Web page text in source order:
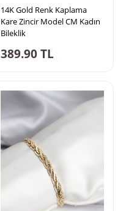
14K Gold Renk Kaplama
Kare Zincir Model CM Kadın
Bileklik
389.90TL